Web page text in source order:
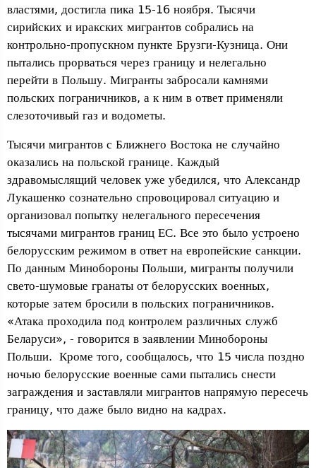
властями, достигла пика 15-16 ноября. Тысячи
сирийских и иракских мигрантов собрались на
контрольно-пропускном пункте Брузги-Кузница. Они
пытались прорваться через границу и нелегально
перейти в Польшу. Мигранты забросали камнями
польских пограничников, а к ним в ответ применяли
слезоточивый газ и водометы.
Тысячи мигрантов с Ближнего Востока не случайно
оказались на польской границе. Каждый
здравомыслящий человек уже убедился, что Александр
Лукашенко сознательно спровоцировал ситуацию и
организовал попытку нелегального пересечения
тысячами мигрантов границ ЕС. Все это было устроено
белорусским режимом в ответ на европейские санкции.
По данным Минобороны Польши, мигранты получили
свето-шумовые гранаты от белорусских военных,
которые затем бросили в польских пограничников.
«Атака проходила под контролем различных служб
Беларуси», - говорится в заявлении Минобороны
Польши. Кроме того, сообщалось, что 15 числа поздно
ночью белорусские военные сами пытались снести
заграждения и заставляли мигрантов напрямую пересечь
границу, что даже было видно на кадрах.